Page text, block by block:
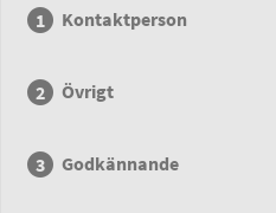
Kontaktperson
Övrigt
Godkännande